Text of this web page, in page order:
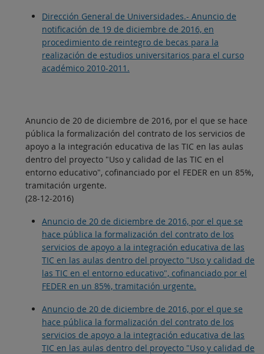
Dirección General de Universidades.- Anuncio de
notificación de 19 de diciembre de 2016, en
procedimiento de reintegro de becas para la
realización de estudios universitarios para el curso
académico 2010-2011.
Anuncio de 20 de diciembre de 2016, por el que se hace
pública la formalización del contrato de los servicios de
apoyo a la integración educativa de las TIC en las aulas
dentro del proyecto "Uso y calidad de las TIC en el
entorno educativo", cofinanciado por el FEDER en un 85%,
tramitación urgente.
(28-12-2016)
Anuncio de 20 de diciembre de 2016, por el que se
hace pública la formalización del contrato de los
servicios de apoyo a la integración educativa de las
TIC en las aulas dentro del proyecto "Uso y calidad de
las TIC en el entorno educativo", cofinanciado por el
FEDER en un 85%, tramitación urgente.
Anuncio de 20 de diciembre de 2016, por el que se
hace pública la formalización del contrato de los
servicios de apoyo a la integración educativa de las
TIC en las aulas dentro del proyecto "Uso y calidad de